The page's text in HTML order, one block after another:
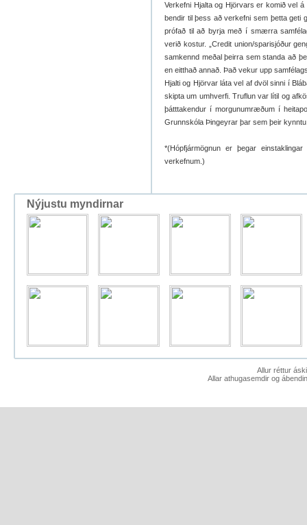
Verkefni Hjalta og Hjörvars er komið vel
bendir til þess að verkefni sem þetta geti
prófað til að byrja með í smærra
verið kostur. „Credit union/sparisjóður
samkennd meðal þeirra sem standa að
en eitthað annað. Það vekur upp
Hjalti og Hjörvar láta vel af dvöl sinni í
skipta um umhverfi. Truflun var lítil og
þátttakendur í morgunumræðum í
Grunnskóla Þingeyrar þar sem þeir
*(Hópfjármögnun er þegar
verkefnum.)
Nýjustu myndirnar
Allur réttur
Allar athugasemdir og